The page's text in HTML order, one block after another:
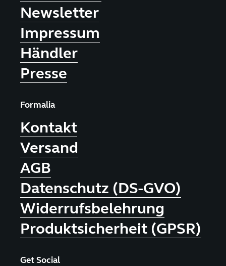
Newsletter
Impressum
Händler
Presse
Formalia
Kontakt
Versand
AGB
Datenschutz (DS-GVO)
Widerrufsbelehrung
Produktsicherheit (GPSR)
Get Social